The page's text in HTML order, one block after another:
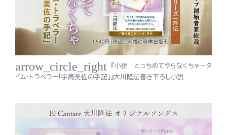
arrow_circle_right
『小説 とっちめてやらなくちゃ－タ
イム・トラベラー「宇高美佐の手記」』大川隆法書き下ろし小説